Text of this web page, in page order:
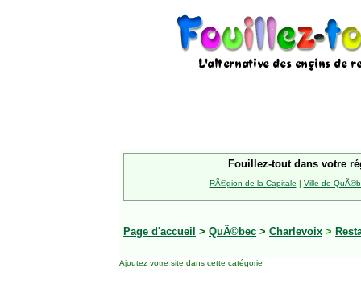
Fouillez-tout dans votre
RÃ©gion de la Capitale | Ville de
Page d'accueil > QuÃ©bec > Charlevoix >
Ajoutez votre site dans cette catégorie